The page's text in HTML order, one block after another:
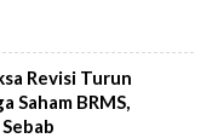
Revisi Turun
Saham BRMS,